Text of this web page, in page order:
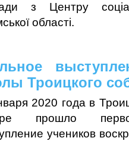
з Центру
області.
Троицкого
2020 года в
прошло
учеников